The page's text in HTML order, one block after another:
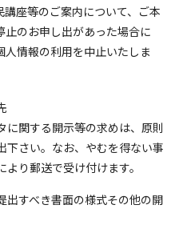
座等のご案内について、ご本
のお申し出があった場合に
情報の利用を中止いたしま
に関する開示等の求めは、原則
下さい。なお、やむを得ない事
り郵送で受け付けます。
出すべき書面の様式その他の開